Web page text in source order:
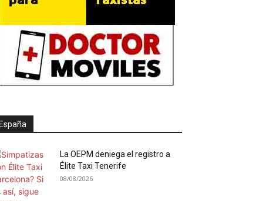
La OEPM deniega el registro a
Élite Taxi Tenerife
08/08/2026